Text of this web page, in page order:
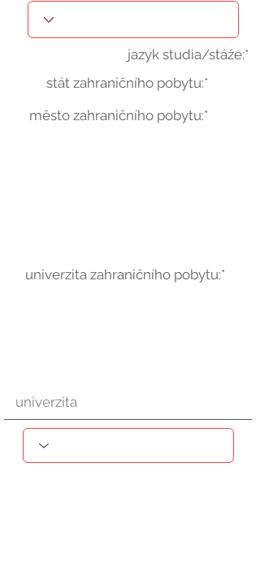
jazyk studia/stáže:*
stát zahraničního pobytu:*
město zahraničního pobytu:*
univerzita zahraničního pobytu:*